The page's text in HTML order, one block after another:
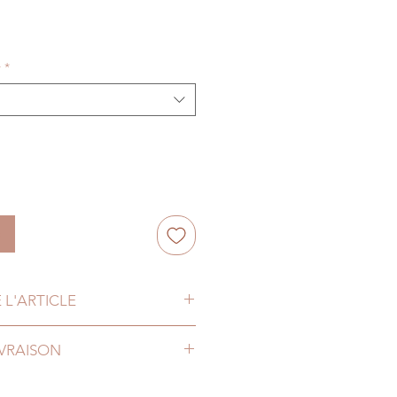
*
L'ARTICLE